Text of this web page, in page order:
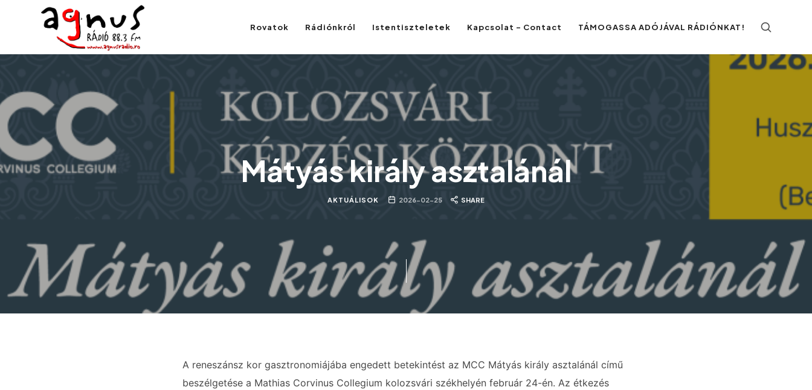
Agnus Rádió Rovatok Rádiónkról Istentiszteletek Kapcsolat – Contact TÁMOGASSA ADÓJÁVAL RÁDIÓNKAT!
Mátyás király asztalánál
AKTUÁLISOK 2026-02-25 SHARE
A reneszánsz kor gasztronomiájába engedett betekintést az MCC Mátyás király asztalánál című
beszélgetése a Mathias Corvinus Collegium kolozsvári székhelyén február 24-én. Az étkezés